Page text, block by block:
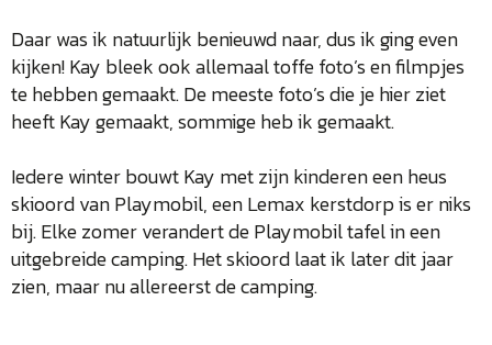
Daar was ik natuurlijk benieuwd naar, dus ik ging even
kijken! Kay bleek ook allemaal toffe foto’s en filmpjes
te hebben gemaakt. De meeste foto’s die je hier ziet
heeft Kay gemaakt, sommige heb ik gemaakt.
Iedere winter bouwt Kay met zijn kinderen een heus
skioord van Playmobil, een Lemax kerstdorp is er niks
bij. Elke zomer verandert de Playmobil tafel in een
uitgebreide camping. Het skioord laat ik later dit jaar
zien, maar nu allereerst de camping.